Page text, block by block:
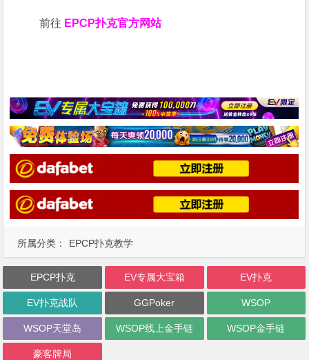
所属分类： EPCP扑克教学
前往 EPCP扑克官方网站
EPCP扑克 EV专属大宝箱 EV扑克
EV扑克战队 GGPoker WSOP
WSOP天堂岛 WSOP线上金手链 WSOP金手链
豪客牌局